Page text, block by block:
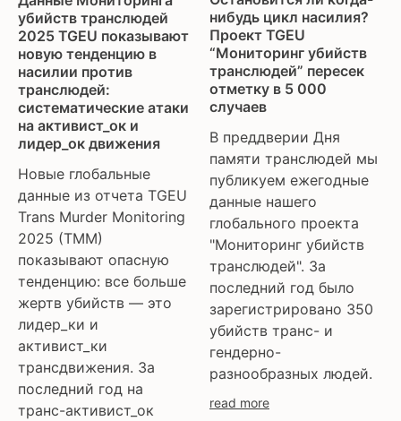
trans day of remembrance
trans murder monitoring
women’s rights
ЛГБТИ
Словакия
Совет Европы
Центральная Азия
убийств транслюдей
2025 TGEU показывают
новую тенденцию в
насилии против
транслюдей:
систематические атаки
на активист_ок и
лидер_ок движения
Новые глобальные
данные из отчета TGEU
Trans Murder Monitoring
2025 (TMM)
показывают опасную
тенденцию: все больше
жертв убийств — это
лидер_ки и
активист_ки
трансдвижения. За
последний год на
транс-активист_ок
нибудь цикл насилия?
Проект TGEU
“Мониторинг убийств
транслюдей” пересек
отметку в 5 000
случаев
В преддверии Дня
памяти транслюдей мы
публикуем ежегодные
данные нашего
глобального проекта
"Мониторинг убийств
транслюдей". За
последний год было
зарегистрировано 350
убийств транс- и
гендерно-
разнообразных людей.
read more